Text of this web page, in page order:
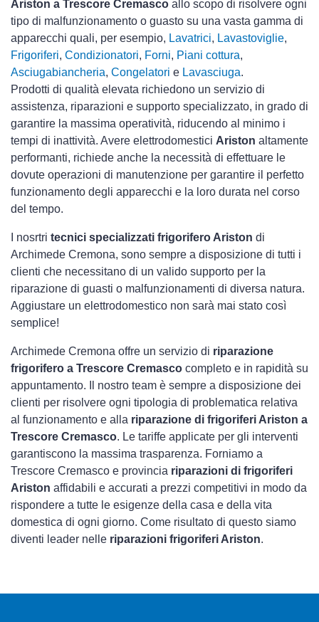
Ariston a Trescore Cremasco allo scopo di risolvere ogni
tipo di malfunzionamento o guasto su una vasta gamma di
apparecchi quali, per esempio, Lavatrici, Lavastoviglie,
Frigoriferi, Condizionatori, Forni, Piani cottura,
Asciugabiancheria, Congelatori e Lavasciuga.
Prodotti di qualità elevata richiedono un servizio di
assistenza, riparazioni e supporto specializzato, in grado di
garantire la massima operatività, riducendo al minimo i
tempi di inattività. Avere elettrodomestici Ariston altamente
performanti, richiede anche la necessità di effettuare le
dovute operazioni di manutenzione per garantire il perfetto
funzionamento degli apparecchi e la loro durata nel corso
del tempo.
I nosrtri tecnici specializzati frigorifero Ariston di
Archimede Cremona, sono sempre a disposizione di tutti i
clienti che necessitano di un valido supporto per la
riparazione di guasti o malfunzionamenti di diversa natura.
Aggiustare un elettrodomestico non sarà mai stato così
semplice!
Archimede Cremona offre un servizio di riparazione
frigorifero a Trescore Cremasco completo e in rapidità su
appuntamento. Il nostro team è sempre a disposizione dei
clienti per risolvere ogni tipologia di problematica relativa
al funzionamento e alla riparazione di frigoriferi Ariston a
Trescore Cremasco. Le tariffe applicate per gli interventi
garantiscono la massima trasparenza. Forniamo a
Trescore Cremasco e provincia riparazioni di frigoriferi
Ariston affidabili e accurati a prezzi competitivi in modo da
rispondere a tutte le esigenze della casa e della vita
domestica di ogni giorno. Come risultato di questo siamo
diventi leader nelle riparazioni frigoriferi Ariston.